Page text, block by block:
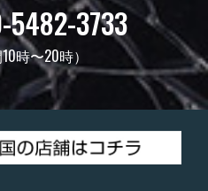
5482-3733
時〜20時）